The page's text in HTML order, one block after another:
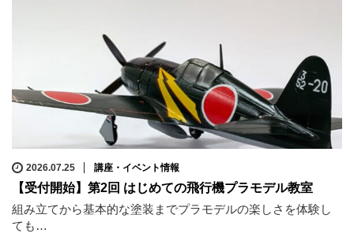
2026.07.25 講座・イベント情報
【受付開始】第2回 はじめての飛行機プラモデル教室
組み立てから基本的な塗装までプラモデルの楽しさを体験し
ても…